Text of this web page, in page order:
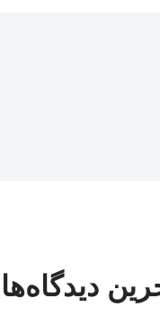
دیدگاه‌ها